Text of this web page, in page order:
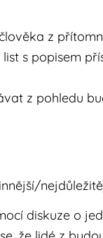
z
s popisem
z pohledu
diskuze o